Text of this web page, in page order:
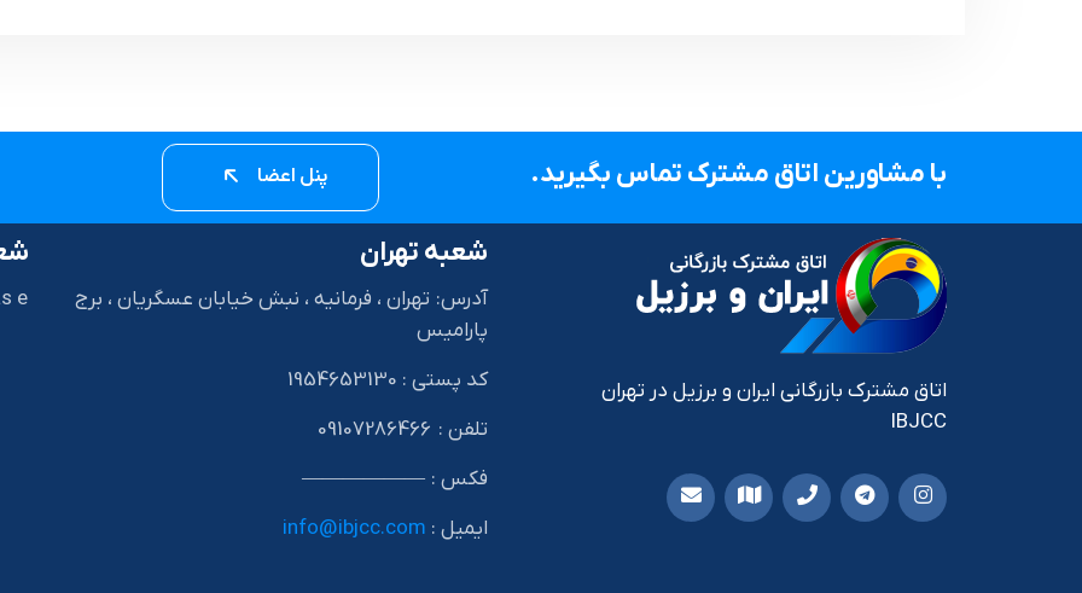
با مشاورین اتاق مشترک تماس بگیرید. پنل اعضا
اتاق مشترک بازرگانی ایران و برزیل در تهران
IBJCC
شعبه تهران
آدرس: تهران ، فرمانیه ، نبش خیابان عسگریان ، برج
پارامیس
کد پستی : 1954653130
تلفن : 09107286466
فکس : ——————
ایمیل : info@ibjcc.com
e